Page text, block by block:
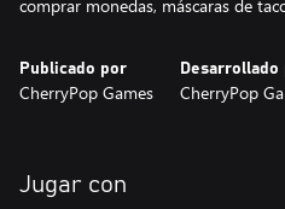
comprar monedas, máscaras de
Publicado por
CherryPop Games
Desarrollado
CherryPop
Jugar con